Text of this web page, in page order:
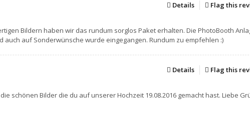
Flag this
Details
Bildern haben wir das rundum sorglos Paket erhalten. Die PhotoBooth
auch auf Sonderwünsche wurde eingegangen. Rundum zu empfehlen :)
Flag this
Details
schönen Bilder die du auf unserer Hochzeit 19.08.2016 gemacht hast. Liebe